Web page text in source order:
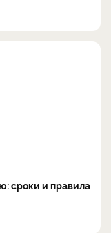
сроки и правила